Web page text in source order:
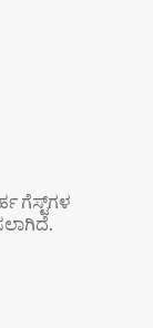
ಗೆಸ್ಟ್‌ಗಳ